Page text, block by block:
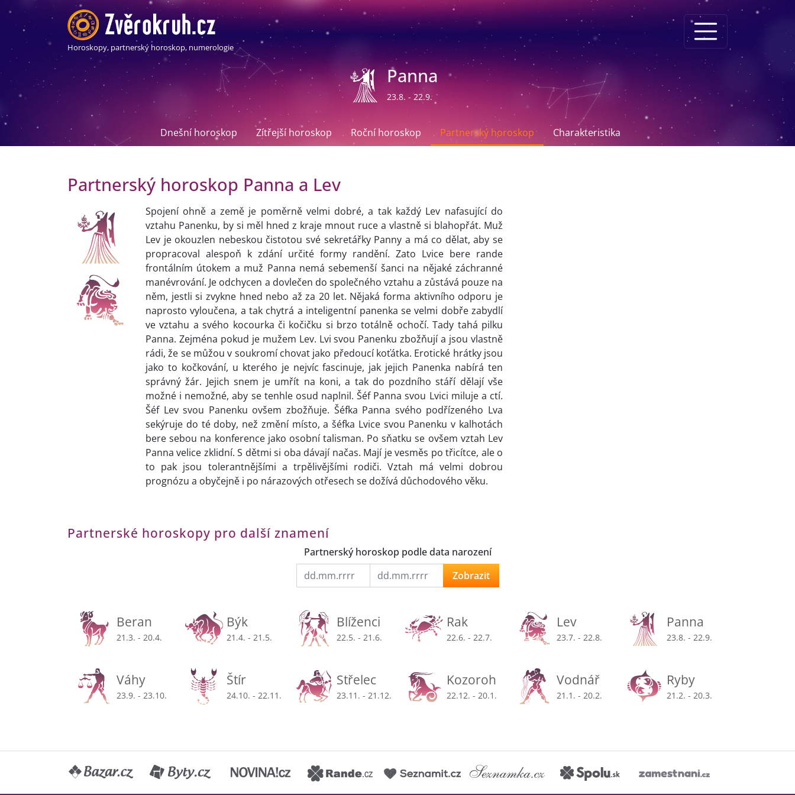
Horoskopy, partnerský horoskop, numerologie
Panna
23.8. - 22.9.
Dnešní horoskop Zítřejší horoskop Roční horoskop Partnerský horoskop Charakteristika
Partnerský horoskop Panna a Lev
Spojení ohně a země je poměrně velmi dobré, a tak každý Lev nafasující do
vztahu Panenku, by si měl hned z kraje mnout ruce a vlastně si blahopřát. Muž
Lev je okouzlen nebeskou čistotou své sekretářky Panny a má co dělat, aby se
propracoval alespoň k zdání určité formy randění. Zato Lvice bere rande
frontálním útokem a muž Panna nemá sebemenší šanci na nějaké záchranné
manévrování. Je odchycen a dovlečen do společného vztahu a zůstává pouze na
něm, jestli si zvykne hned nebo až za 20 let. Nějaká forma aktivního odporu je
naprosto vyloučena, a tak chytrá a inteligentní panenka se velmi dobře zabydlí
ve vztahu a svého kocourka či kočičku si brzo totálně ochočí. Tady tahá pilku
Panna. Zejména pokud je mužem Lev. Lvi svou Panenku zbožňují a jsou vlastně
rádi, že se můžou v soukromí chovat jako předoucí koťátka. Erotické hrátky jsou
jako to kočkování, u kterého je nejvíc fascinuje, jak jejich Panenka nabírá ten
správný žár. Jejich snem je umřít na koni, a tak do pozdního stáří dělají vše
možné i nemožné, aby se tenhle osud naplnil. Šéf Panna svou Lvici miluje a ctí.
Šéf Lev svou Panenku ovšem zbožňuje. Šéfka Panna svého podřízeného Lva
sekýruje do té doby, než změní místo, a šéfka Lvice svou Panenku v kalhotách
bere sebou na konference jako osobní talisman. Po sňatku se ovšem vztah Lev
Panna velice zklidní. S dětmi si oba dávají načas. Mají je vesměs po třicítce, ale o
to pak jsou tolerantnějšími a trpělivějšími rodiči. Vztah má velmi dobrou
prognózu a obyčejně i po nárazových otřesech se dožívá důchodového věku.
Partnerské horoskopy pro další znamení
Partnerský horoskop podle data narození
Zobrazit
Beran
21.3. - 20.4.
Býk
21.4. - 21.5.
Blíženci
22.5. - 21.6.
Rak
22.6. - 22.7.
Lev
23.7. - 22.8.
Panna
23.8. - 22.9.
Váhy
23.9. - 23.10.
Štír
24.10. - 22.11.
Střelec
23.11. - 21.12.
Kozoroh
22.12. - 20.1.
Vodnář
21.1. - 20.2.
Ryby
21.2. - 20.3.